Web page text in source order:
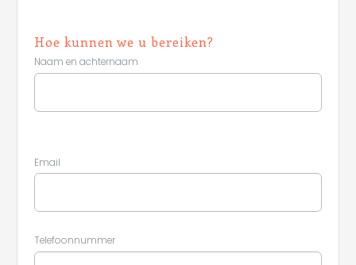
Hoe kunnen we u bereiken?
Naam en achternaam
Email
Telefoonnummer